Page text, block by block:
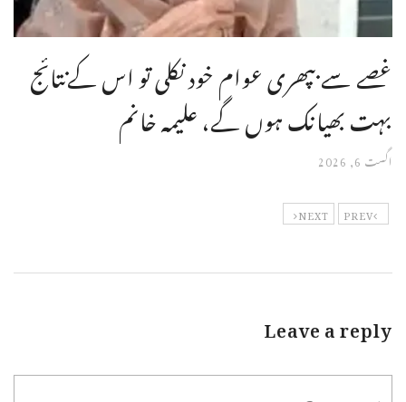
غصے سے بپھری عوام خود نکلی تو اس کےنتائج
بہت بھیانک ہوں گے، علیمہ خانم
اگست 6, 2026
PREV
NEXT
Leave a reply